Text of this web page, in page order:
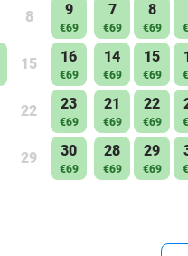
8 9
€69
15 16
€69
22 23
€69
29 30
€69
7
€69
8
€69
14
€69
15
€69
21
€69
22
€69
28
€69
29
€69